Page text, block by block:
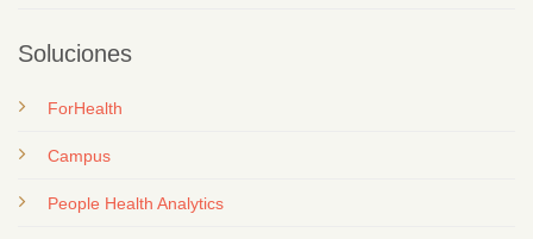
Soluciones
ForHealth
Campus
People Health Analytics